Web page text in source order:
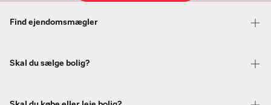
Find ejendomsmægler
Skal du sælge bolig?